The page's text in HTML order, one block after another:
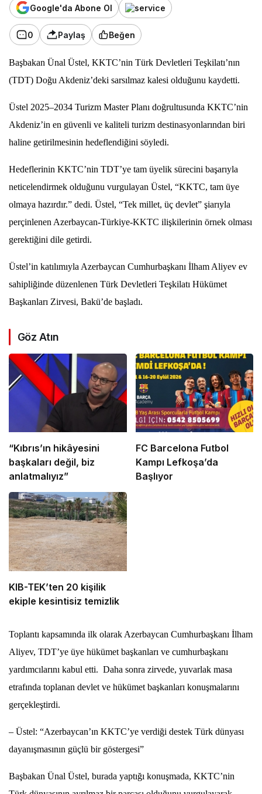
Google'da Abone Ol
0 Paylaş Beğen
Başbakan Ünal Üstel, KKTC’nin Türk Devletleri Teşkilatı’nın
(TDT) Doğu Akdeniz’deki sarsılmaz kalesi olduğunu kaydetti.
Üstel 2025–2034 Turizm Master Planı doğrultusunda KKTC’nin
Akdeniz’in en güvenli ve kaliteli turizm destinasyonlarından biri
haline getirilmesinin hedeflendiğini söyledi.
Hedeflerinin KKTC’nin TDT’ye tam üyelik sürecini başarıyla
neticelendirmek olduğunu vurgulayan Üstel, “KKTC, tam üye
olmaya hazırdır.” dedi. Üstel, “Tek millet, üç devlet” şiarıyla
perçinlenen Azerbaycan-Türkiye-KKTC ilişkilerinin örnek olması
gerektiğini dile getirdi.
Üstel’in katılımıyla Azerbaycan Cumhurbaşkanı İlham Aliyev ev
sahipliğinde düzenlenen Türk Devletleri Teşkilatı Hükümet
Başkanları Zirvesi, Bakü’de başladı.
Göz Atın
“Kıbrıs’ın hikâyesini
başkaları değil, biz
anlatmalıyız”
FC Barcelona Futbol
Kampı Lefkoşa’da
Başlıyor
KIB-TEK’ten 20 kişilik
ekiple kesintisiz temizlik
Toplantı kapsamında ilk olarak Azerbaycan Cumhurbaşkanı İlham
Aliyev, TDT’ye üye hükümet başkanları ve cumhurbaşkanı
yardımcılarını kabul etti. Daha sonra zirvede, yuvarlak masa
etrafında toplanan devlet ve hükümet başkanları konuşmalarını
gerçekleştirdi.
– Üstel: “Azerbaycan’ın KKTC’ye verdiği destek Türk dünyası
dayanışmasının güçlü bir göstergesi”
Başbakan Ünal Üstel, burada yaptığı konuşmada, KKTC’nin